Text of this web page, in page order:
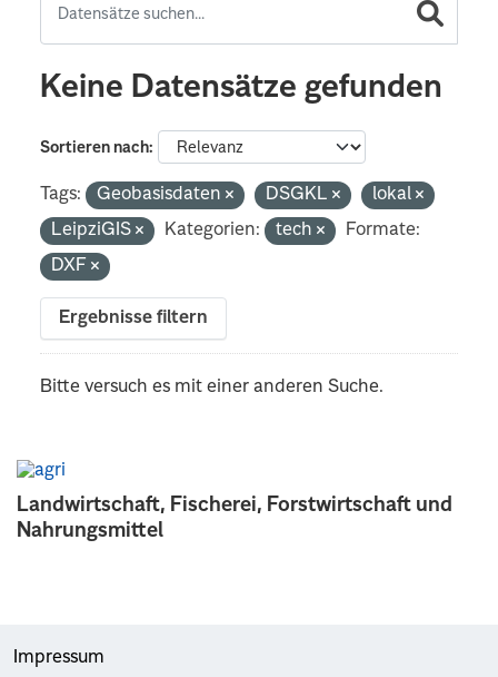
Landwirtschaft, Fischerei, Forstwirtschaft und
Nahrungsmittel
Keine Datensätze gefunden
Sortieren nach
Tags: Geobasisdaten DSGKL
lokal
LeipziGIS
Kategorien: tech
Formate:
DXF
Ergebnisse filtern
Bitte versuch es mit einer anderen Suche.
Impressum